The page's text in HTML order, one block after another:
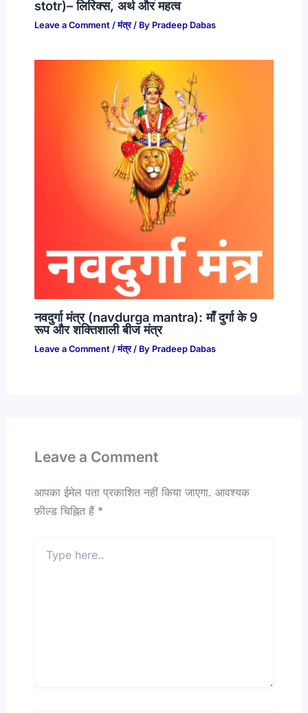
stotr)– लिरिक्स, अर्थ और महत्व
Leave a Comment /मंत्र/ By Pradeep Dabas
नवदुर्गा मंत्र (navdurga mantra): माँ दुर्गा के 9
रूप और शक्तिशाली बीज मंत्र
Leave a Comment /मंत्र/ By Pradeep Dabas
Leave a Comment
आपका ईमेल पता प्रकाशित नहीं किया जाएगा. आवश्यक
फ़ील्ड चिह्नित हैं *
here..